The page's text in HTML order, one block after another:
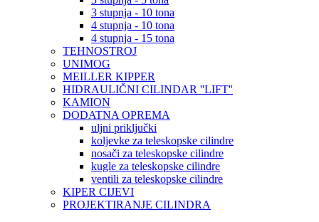
3 stupnja - 10 tona
4 stupnja - 10 tona
4 stupnja - 15 tona
TEHNOSTROJ
UNIMOG
MEILLER KIPPER
HIDRAULIČNI CILINDAR ''LIFT''
KAMION
DODATNA OPREMA
uljni priključki
koljevke za teleskopske cilindre
nosači za teleskopske cilindre
kugle za teleskopske cilindre
ventili za teleskopske cilindre
KIPER CIJEVI
PROJEKTIRANJE CILINDRA